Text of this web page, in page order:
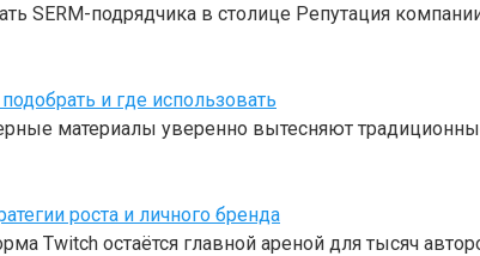
SERM-подрядчика в столице Репутация
и где использовать
материалы уверенно вытесняют
роста и личного бренда
Twitch остаётся главной ареной для тысяч